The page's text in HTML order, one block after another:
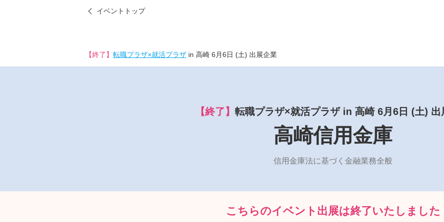
イベントトップ
【終了】 転職プラザ×就活プラザ in 高崎 6月6日 (土) 出展企業
【終了】 転職プラザ×就活プラザ in 高崎 6月6日 (土) 出
高崎信用金庫
信用金庫法に基づく金融業務全般
こちらのイベント出展は終了いたしました